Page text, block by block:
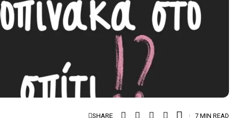
SHARE 7 MIN READ